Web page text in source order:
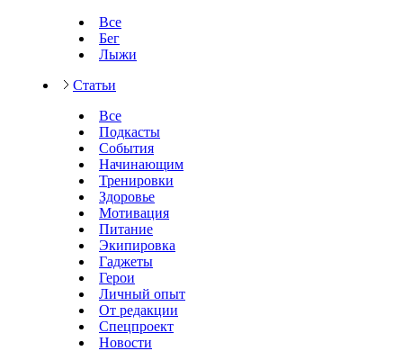
Все
Бег
Лыжи
Статьи
Все
Подкасты
События
Начинающим
Тренировки
Здоровье
Мотивация
Питание
Экипировка
Гаджеты
Герои
Личный опыт
От редакции
Спецпроект
Новости